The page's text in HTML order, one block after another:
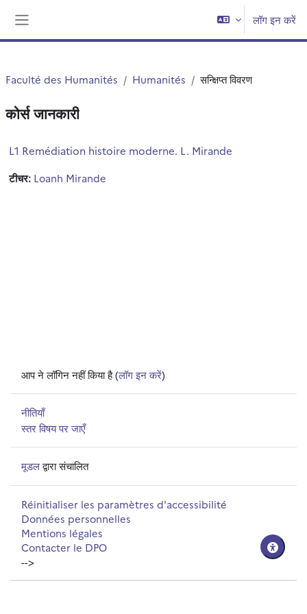
लॉग इन करें
Faculté des Humanités Humanités सन्क्षिप्त विवरण
कोर्स जानकारी
L1 Remédiation histoire moderne. L. Mirande
टीचर: Loanh Mirande
आप ने लॉगिन नहीं किया है (लॉग इन करें)
नीतियाँ
स्तर विषय पर जाएँ
मूडलद्वारा संचालित
Réinitialiser les paramètres d'accessibilité
Données personnelles
Mentions légales
Contacter le DPO
-->